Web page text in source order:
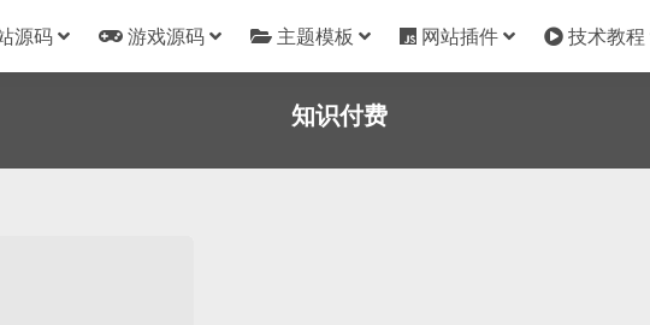
源码 游戏源码 主题模板 网站插件 技术教程
知识付费